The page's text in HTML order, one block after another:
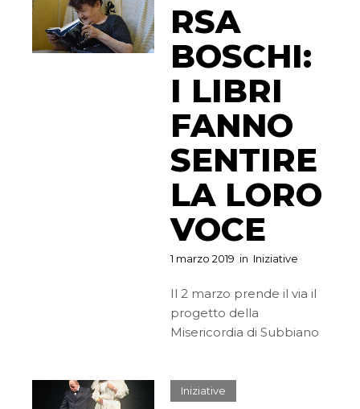
RSA
BOSCHI:
I LIBRI
FANNO
SENTIRE
LA LORO
VOCE
1 marzo 2019 in Iniziative
Il 2 marzo prende il via il
progetto della
Misericordia di Subbiano
Iniziative